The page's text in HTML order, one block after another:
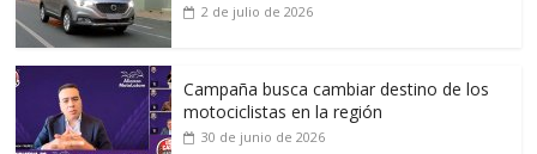
2 de julio de 2026
Campaña busca cambiar destino de los
motociclistas en la región
30 de junio de 2026